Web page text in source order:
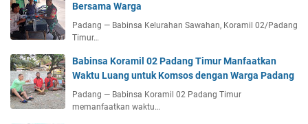
Bersama Warga
Padang — Babinsa Kelurahan Sawahan, Koramil 02/Padang
Timur…
Babinsa Koramil 02 Padang Timur Manfaatkan
Waktu Luang untuk Komsos dengan Warga Padang
Padang — Babinsa Koramil 02 Padang Timur
memanfaatkan waktu…